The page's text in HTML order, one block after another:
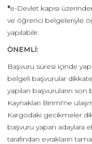
*e-Devlet kapısı
ve öğrenci belgeleriyle
yapılabilir.
ÖNEMLİ:
Başvuru süresi içinde
belgeli başvurular
yapılan başvuruların
Kaynakları Birimi'ne
Kargodaki gecikmeler
başvuru yapan adaylara
tarafından evrakların